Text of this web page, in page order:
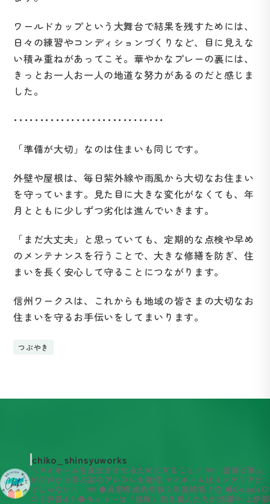
ワールドカップという大舞台で結果を残すためには、
日々の練習やコンディションづくりなど、目に見えな
い積み重ねがあってこそ。華やかなプレーの裏には、
きっとお一人お一人の地道な努力があるのだと感じま
した。
･････････････････････････････
「準備が大切」なのは住まいも同じです。
外壁や屋根は、毎日紫外線や雨風から大切なお住まい
を守っています。見た目に大きな変化がなくても、年
月とともに少しずつ劣化は進んでいきます。
「まだ大丈夫」と思っていても、定期的な点検や早め
のメンテナンスを行うことで、大きな修繕を防ぎ、住
まいを長く安心して守ることにつながります。
信州ワークスは、これからも地域の皆さまの大切なお
住まいを守るお手伝いをしてまいります。
つぶやき
chiko_shinsyuworks
＼マイホームを長生きさせるためにすること／ ୨୧‥塗装ど素人
がプロから学ぶ家のアレコレを発信 マイホームはインテリアだ
けじゃない！‥୨୧ ◆長野県成約件数２年連続第１位 ◆Google口
コミ評価4.9 ◆モットーは「挑戦」若き職人たちが活躍中 上伊那